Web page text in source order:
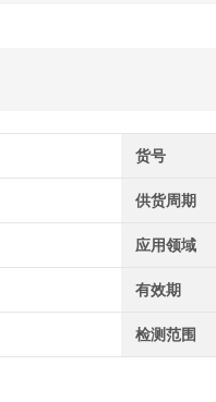
货号
供货周期
应用领域
有效期
检测范围